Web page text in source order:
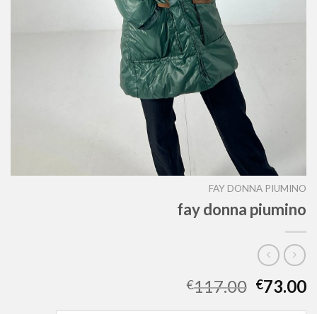
FAY DONNA PIUMINO
fay donna piumino
€117.00 €73.00